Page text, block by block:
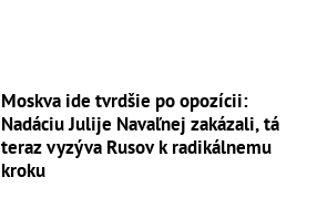
Moskva ide tvrdšie po opozícii:
Nadáciu Julije Navaľnej zakázali, tá
teraz vyzýva Rusov k radikálnemu
kroku